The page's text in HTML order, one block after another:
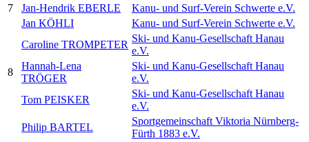
7
Jan-Hendrik EBERLE
Kanu- und Surf-Verein Schwerte e.V.
Jan KÖHLI
Kanu- und Surf-Verein Schwerte e.V.
8
Caroline TROMPETER
Ski- und Kanu-Gesellschaft Hanau
e.V.
Hannah-Lena
TRÖGER
Ski- und Kanu-Gesellschaft Hanau
e.V.
Tom PEISKER
Ski- und Kanu-Gesellschaft Hanau
e.V.
Philip BARTEL
Sportgemeinschaft Viktoria Nürnberg-
Fürth 1883 e.V.